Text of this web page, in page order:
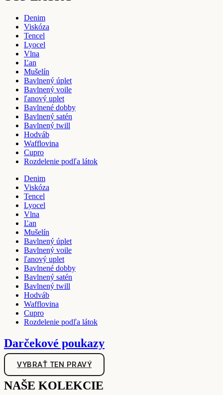
Denim
Viskóza
Tencel
Lyocel
Vlna
Ľan
Mušelín
Bavlnený úplet
Bavlnený voile
ľanový uplet
Bavlnené dobby
Bavlnený satén
Bavlnený twill
Hodváb
Wafflovina
Cupro
Rozdelenie podľa látok
Denim
Viskóza
Tencel
Lyocel
Vlna
Ľan
Mušelín
Bavlnený úplet
Bavlnený voile
ľanový uplet
Bavlnené dobby
Bavlnený satén
Bavlnený twill
Hodváb
Wafflovina
Cupro
Rozdelenie podľa látok
Darčekové poukazy
VYBRAŤ TEN PRAVÝ
NAŠE KOLEKCIE